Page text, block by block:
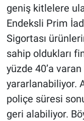
geniş kitlelere
Endeksli Prim
Sigortası
sahip oldukları
yüzde 40’a
yararlanabiliyor.
poliçe süresi
geri alabiliyor.